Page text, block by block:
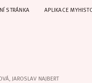
STRÁNKA APLIKACE
JAROSLAV NAJBERT